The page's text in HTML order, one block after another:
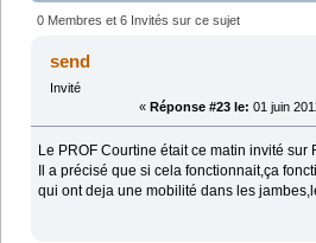
implantée - Pr. Grégoire Courtine
Medical (Lu 671419 fois)
0 Membres et 6 Invités sur ce sujet
send
Invité
« Réponse #23 le: 01 juin
Le PROF Courtine était ce matin invité sur
Il a précisé que si cela fonctionnait,ça
qui ont deja une mobilité dans les